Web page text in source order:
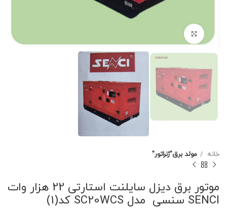
خانه مولد برق"ژنراتور"
موتور برق دیزل سایلنت استارتی 22 هزار وات
SENCI سنسی مدل SC20WCS کد(1)